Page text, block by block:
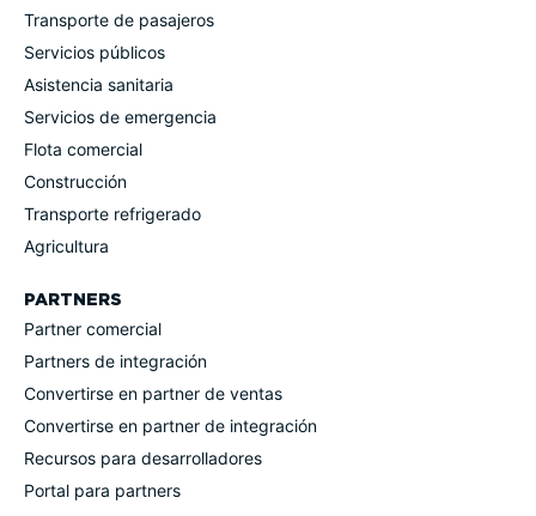
Transporte de pasajeros
Servicios públicos
Asistencia sanitaria
Servicios de emergencia
Flota comercial
Construcción
Transporte refrigerado
Agricultura
PARTNERS
Partner comercial
Partners de integración
Convertirse en partner de ventas
Convertirse en partner de integración
Recursos para desarro­lla­dores
Portal para partners